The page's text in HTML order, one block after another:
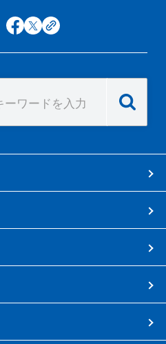
facebook
x copy